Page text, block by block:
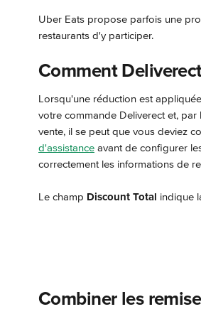
Uber Eats propose parfois une
restaurants d'y participer.
Comment
Lorsqu'une réduction est
votre commande Deliverect et,
vente, il se peut que vous deviez
d'assistance avant de configurer
correctement les informations de
Le champ Discount Total indique
Combiner les